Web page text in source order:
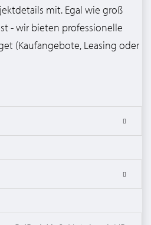
mit. Egal wie groß
- wir bieten professionelle
(Kaufangebote, Leasing oder